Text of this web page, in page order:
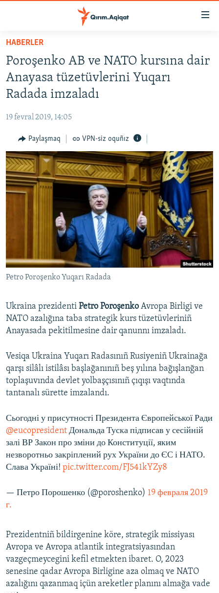
Esas
qaytmaq
Baş
navigatsiyağa
qaytmaq
Qıdıruvğa
SİYASET
İQTİSADİYAT
MEDENİYET
İNSAN AQLARI
VİDEO
SÜRET
BLOGLAR
Русский
QOŞULIÑIZ!
RFE/RS bütün saytları
HABERLER
Poroşenko AB ve NATO kursına dair
Anayasa tüzetüvlerini Yuqarı
Radada imzaladı
19 fevral 2019, 14:05
Paylaşmaq VPN-siz oquñız
Petro Poroşenko Yuqarı Radada
Ukraina prezidenti Petro Poroşenko Avropa Birligi ve
NATO azalığına taba strategik kurs tüzetüvleriniñ
Anayasada pekitilmesine dair qanunnı imzaladı.
Vesiqa Ukraina Yuqarı Radasınıñ Rusiyeniñ Ukrainağa
qarşı silâlı istilâsı başlağanınıñ beş yılına bağışlanğan
toplaşuvında devlet yolbaşçısınıñ çıqışı vaqtında
tantanalı sürette imzalandı.
Сьогодні у присутності Президента Європейської Ради
@eucopresident Дональда Туска підписав у сесійній
залі ВР Закон про зміни до Конституції, яким
незворотньо закріплений рух України до ЄС і НАТО.
Слава Україні! pic.twitter.com/FJ541kYZy8
— Петро Порошенко (@poroshenko) 19 февраля 2019
г.
Prezidentniñ bildirgenine köre, strategik missiyası
Avropa ve Avropa atlantik integratsiyasından
vazgeçmeycegini kefil etmekten ibaret. O, 2023
senesine qadar Avropa Birligine aza olmaq ve NATO
azalığını qazanmaq içün areketler planını almağa vade